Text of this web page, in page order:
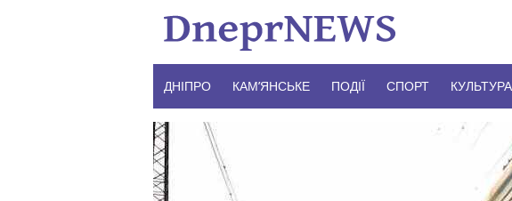
ДНІПРО КАМ’ЯНСЬКЕ ПОДІЇ СПОРТ КУЛЬТУРА